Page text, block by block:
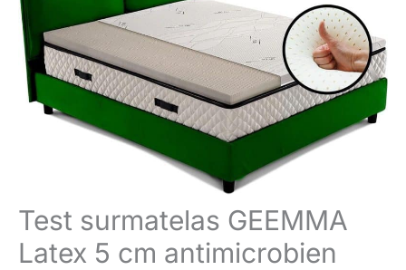
Test surmatelas GEEMMA
Latex 5 cm antimicrobien